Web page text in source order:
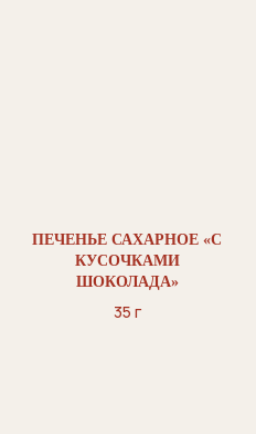
ПЕЧЕНЬЕ САХАРНОЕ «С
КУСОЧКАМИ
ШОКОЛАДА»
35 г